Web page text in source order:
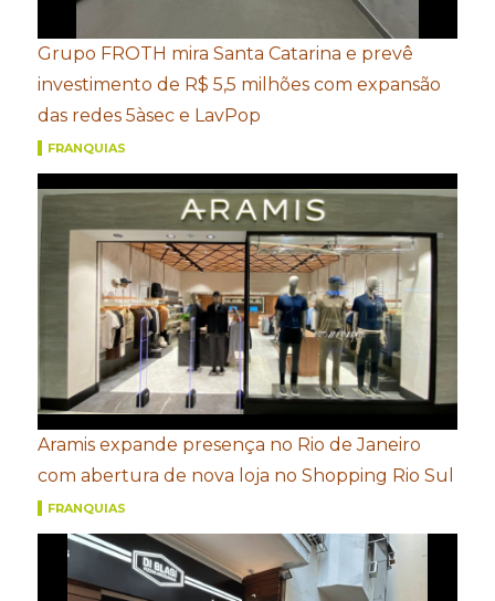
Grupo FROTH mira Santa Catarina e prevê
investimento de R$ 5,5 milhões com expansão
das redes 5àsec e LavPop
FRANQUIAS
Aramis expande presença no Rio de Janeiro
com abertura de nova loja no Shopping Rio Sul
FRANQUIAS